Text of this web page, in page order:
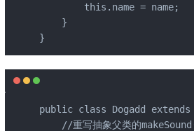
        this.name = name;
    }
}
public class Dogadd extends
//重写抽象父类的